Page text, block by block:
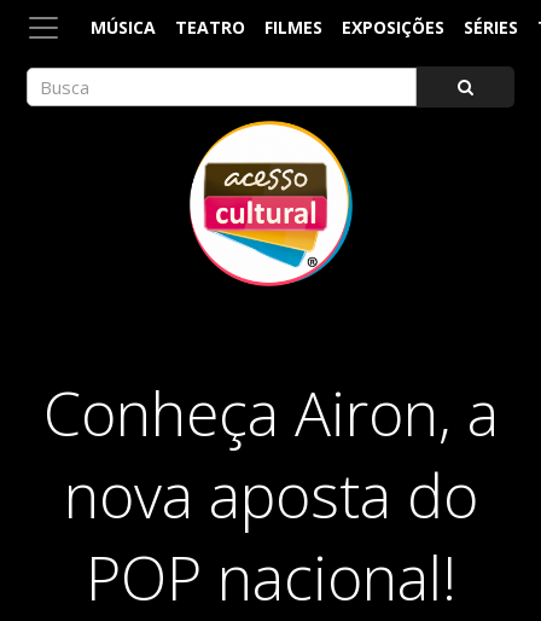
MÚSICA TEATRO FILMES EXPOSIÇÕES SÉRIES
Conheça Airon, a
nova aposta do
POP nacional!